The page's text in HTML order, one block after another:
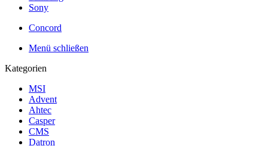
Sony
Concord
Menü schließen
Kategorien
MSI
Advent
Ahtec
Casper
CMS
Datron